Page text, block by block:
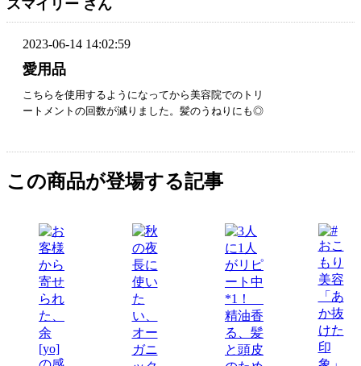
スマイリー さん
2023-06-14 14:02:59
愛用品
こちらを使用するようになってから美容院でのトリ
ートメントの回数が減りました。髪のうねりにも◎
この商品が登場する記事